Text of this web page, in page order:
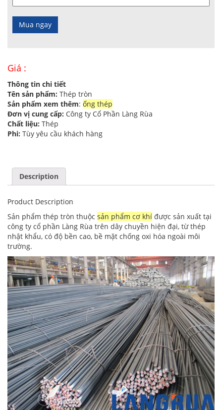
Giá :
Thông tin chi tiết
Tên sản phẩm: Thép tròn
Sản phẩm xem thêm: ống thép
Đơn vị cung cấp: Công ty Cổ Phần Làng Rùa
Chất liệu: Thép
Phi: Tùy yêu cầu khách hàng
Description
Product Description
Sản phẩm thép tròn thuộc sản phẩm cơ khí được sản xuất tại
công ty cổ phần Làng Rùa trên dây chuyền hiện đại, từ thép
nhật khẩu, có độ bền cao, bề mặt chống oxi hóa ngoài môi
trường.